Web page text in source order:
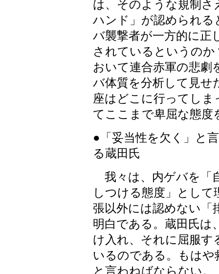
は、そのような規制さ
ハンド」が認められ
バ襲撃者が一方的に正
されているというの
おいて連合赤軍の悲劇
バ体質を分析して見せ
座はどこに行ってし
てここまで卑屈な態
●「妥当性を欠く」と
る蔵田氏
我々は、内ゲバを「
しつける態度」とし
張以外には認めない「
明白である。蔵田氏は
け入れ、それに屈服す
いるのである。もはや
と言わねばならない。